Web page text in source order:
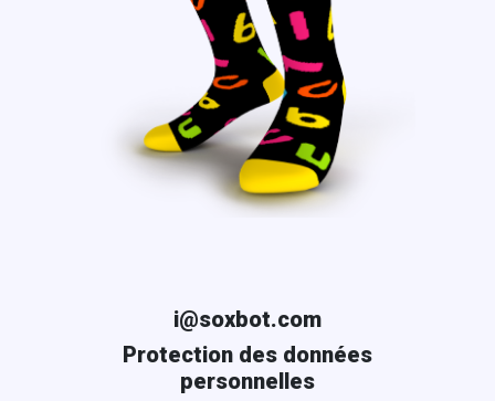
i@soxbot.com
Protection des données
personnelles